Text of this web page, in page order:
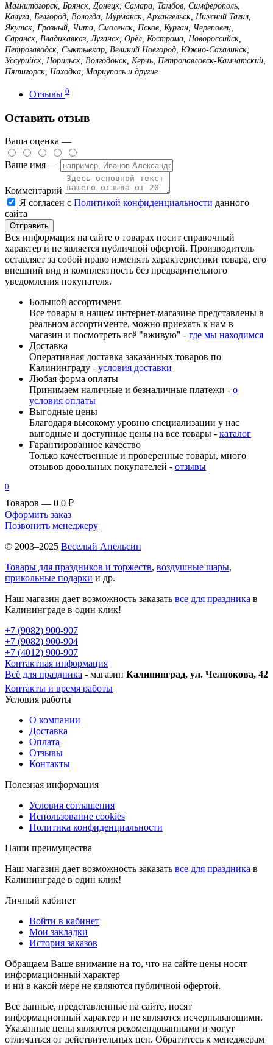
Магнитогорск, Брянск, Донецк, Самара, Тамбов, Симферополь,
Калуга, Белгород, Вологда, Мурманск, Архангельск, Нижний Тагил,
Якутск, Грозный, Чита, Смоленск, Псков, Курган, Череповец,
Саранск, Владикавказ, Луганск, Орёл, Кострома, Новороссийск,
Петрозаводск, Сыктывкар, Великий Новгород, Южно-Сахалинск,
Уссурийск, Норильск, Волгодонск, Керчь, Петропавловск-Камчатский,
Пятигорск, Находка, Мариуполь и другие.
Отзывы 0
Оставить отзыв
Ваша оценка —
Ваше имя —
Комментарий
Я согласен с Политикой конфиденциальности данного
сайта
Вся информация на сайте о товарах носит справочный
характер и не является публичной офертой. Производитель
оставляет за собой право изменять характеристики товара, его
внешний вид и комплектность без предварительного
уведомления покупателя.
Большой ассортимент
Все товары в нашем интернет-магазине представлены в
реальном ассортименте, можно приехать к нам в
магазин и посмотреть всё "вживую" - где мы находимся
Доставка
Оперативная доставка заказанных товаров по
Калининграду - условия доставки
Любая форма оплаты
Принимаем наличные и безналичные платежи - о
условия оплаты
Выгодные цены
Благодаря высокому уровню специализации у нас
выгодные и доступные цены на все товары - каталог
Гарантированное качество
Только качественные и проверенные товары, много
отзывов довольных покупателей - отзывы
0
Товаров — 0 0 ₽
Оформить заказ
Позвонить менеджеру
© 2003–2025 Веселый Апельсин
Товары для праздников и торжеств, воздушные шары,
прикольные подарки и др.
Наш магазин дает возможность заказать все для праздника в
Калининграде в один клик!
+7 (9082) 900-907
+7 (9082) 900-904
+7 (4012) 900-907
Контактная информация
Всё для праздника - магазин Калининград, ул. Челнокова, 42
Контакты и время работы
Условия работы
О компании
Доставка
Оплата
Отзывы
Контакты
Полезная информация
Условия соглашения
Использование cookies
Политика конфиденциальности
Наши преимущества
Наш магазин дает возможность заказать все для праздника в
Калининграде в один клик!
Личный кабинет
Войти в кабинет
Мои закладки
История заказов
Обращаем Ваше внимание на то, что на сайте цены носят
информационный характер
и ни в какой мере не являются публичной офертой.
Все данные, представленные на сайте, носят
информационный характер и не являются исчерпывающими.
Указанные цены являются рекомендованными и могут
отличаться от действительных цен. Обратитесь к менеджерам